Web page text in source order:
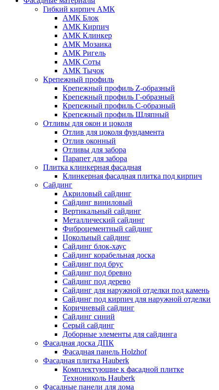
Гибкий кирпич АМК
АМК Блок
АМК Кирпич
АМК Клинкер
АМК Мозаика
АМК Ригель
АМК Соты
АМК Тычок
Крепежный профиль
Крепежный профиль Z-образный
Крепежный профиль Г-образный
Крепежный профиль С-образный
Крепежный профиль Шляпный
Отливы для окон и цоколя
Отлив для цоколя фундамента
Отлив оконный
Отливы для забора
Парапет для забора
Плитка клинкерная фасадная
Клинкерная фасадная плитка под кирпич
Сайдинг
Акриловый сайдинг
Сайдинг виниловый
Вертикальный сайдинг
Металлический сайдинг
Фиброцементный сайдинг
Цокольный сайдинг
Сайдинг блок-хаус
Сайдинг корабельная доска
Сайдинг под брус
Сайдинг под бревно
Сайдинг под дерево
Сайдинг для наружной отделки под камень
Сайдинг под кирпич для наружной отделки
Коричневый сайдинг
Сайдинг синий
Серый сайдинг
Доборные элементы для сайдинга
Фасадная доска ДПК
Фасадная панель Holzhof
Фасадная плитка Hauberk
Комплектующие к фасадной плитке
Технониколь Hauberk
Фасадные панели для дома